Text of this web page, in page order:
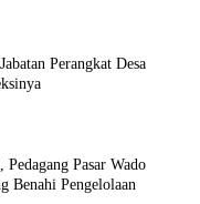
Perangkat Desa
Pasar Wado
Benahi Pengelolaan